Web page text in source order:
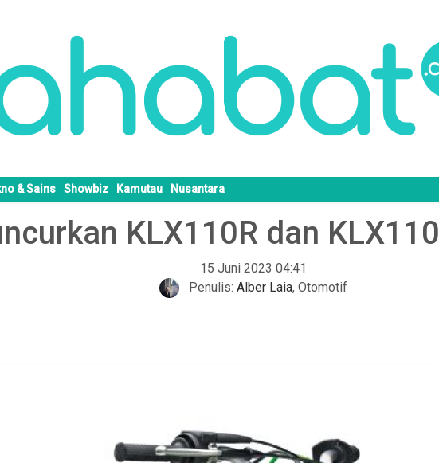
& Sains Showbiz Kamutau Nusantara
KLX110R dan
15 Juni 2023 04:41
Penulis: Alber Laia, Otomotif